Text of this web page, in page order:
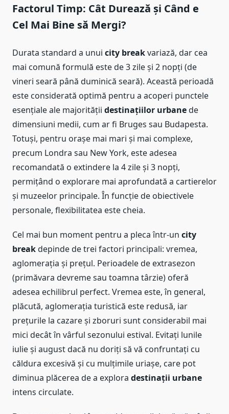
Factorul Timp: Cât Durează și Când e
Cel Mai Bine să Mergi?
Durata standard a unui city breakvariază, dar cea
mai comună formulă este de 3 zile și 2 nopți (de
vineri seară până duminică seară). Această perioadă
este considerată optimă pentru a acoperi punctele
esențiale ale majorității destinațiilor urbanede
dimensiuni medii, cum ar fi Bruges sau Budapesta.
Totuși, pentru orașe mai mari și mai complexe,
precum Londra sau New York, este adesea
recomandată o extindere la 4 zile și 3 nopți,
permițând o explorare mai aprofundată a cartierelor
și muzeelor principale. În funcție de obiectivele
personale, flexibilitatea este cheia.
Cel mai bun moment pentru a pleca într-un city
breakdepinde de trei factori principali: vremea,
aglomerația și prețul. Perioadele de extrasezon
(primăvara devreme sau toamna târzie) oferă
adesea echilibrul perfect. Vremea este, în general,
plăcută, aglomerația turistică este redusă, iar
prețurile la cazare și zboruri sunt considerabil mai
mici decât în vârful sezonului estival. Evitați lunile
iulie și august dacă nu doriți să vă confruntați cu
căldura excesivă și cu mulțimile uriașe, care pot
diminua plăcerea de a explora destinații urbane
intens circulate.